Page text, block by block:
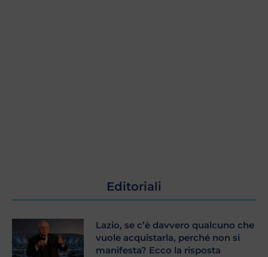
Editoriali
Lazio, se c’è davvero qualcuno che
vuole acquistarla, perché non si
manifesta? Ecco la risposta